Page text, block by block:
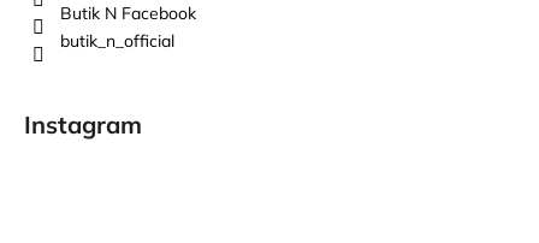
Butik N Facebook
butik_n_official
Instagram